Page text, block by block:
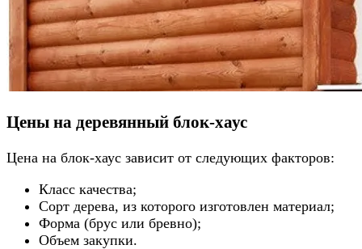
Цены на деревянный блок-хаус
Цена на блок-хаус зависит от следующих факторов:
Класс качества;
Сорт дерева, из которого изготовлен материал;
Форма (брус или бревно);
Объем закупки.